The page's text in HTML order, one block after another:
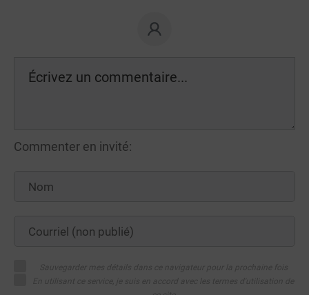
Commenter en invité: